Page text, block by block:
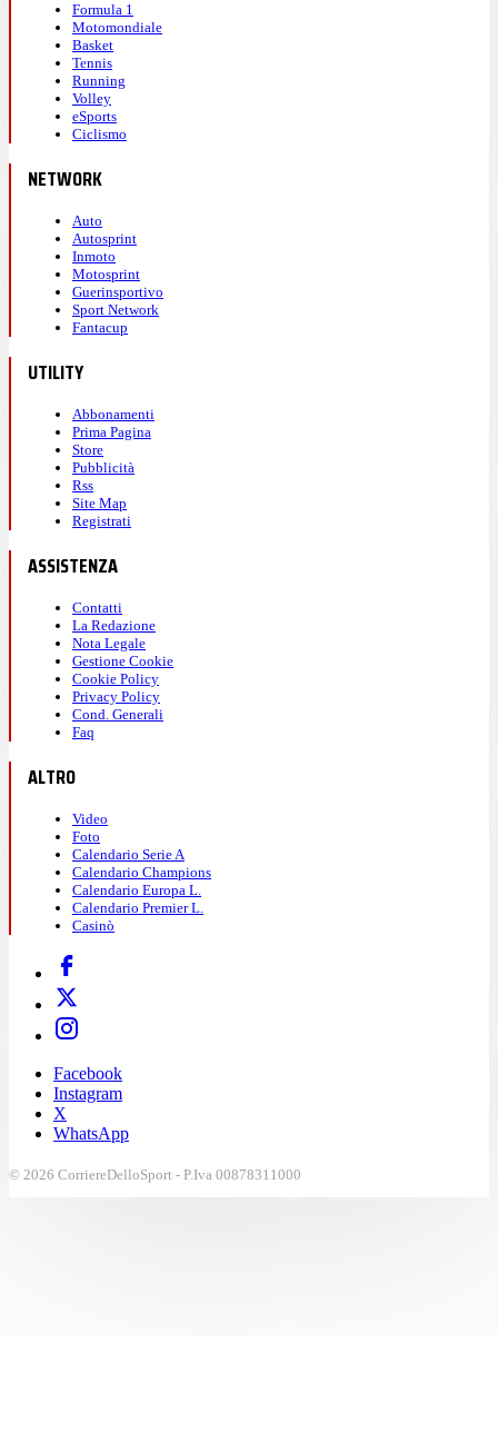
Formula 1
Motomondiale
Basket
Tennis
Running
Volley
eSports
Ciclismo
NETWORK
Auto
Autosprint
Inmoto
Motosprint
Guerinsportivo
Sport Network
Fantacup
UTILITY
Abbonamenti
Prima Pagina
Store
Pubblicità
Rss
Site Map
Registrati
ASSISTENZA
Contatti
La Redazione
Nota Legale
Gestione Cookie
Cookie Policy
Privacy Policy
Cond. Generali
Faq
ALTRO
Video
Foto
Calendario Serie A
Calendario Champions
Calendario Europa L.
Calendario Premier L.
Casinò
Facebook
Instagram
X
WhatsApp
© 2026 CorriereDelloSport - P.Iva 00878311000